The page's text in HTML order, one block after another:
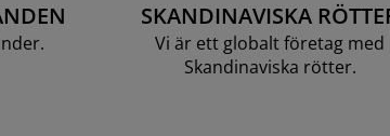
SKANDINAVISKA
Vi är ett globalt företag med
Skandinaviska rötter.